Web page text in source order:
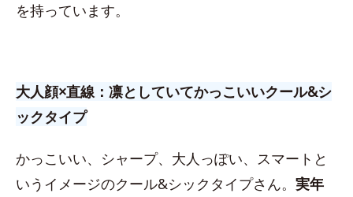
を持っています。
大人顔×直線：凛としていてかっこいいクール&シ
ックタイプ
かっこいい、シャープ、大人っぽい、スマートと
いうイメージのクール&シックタイプさん。 実年